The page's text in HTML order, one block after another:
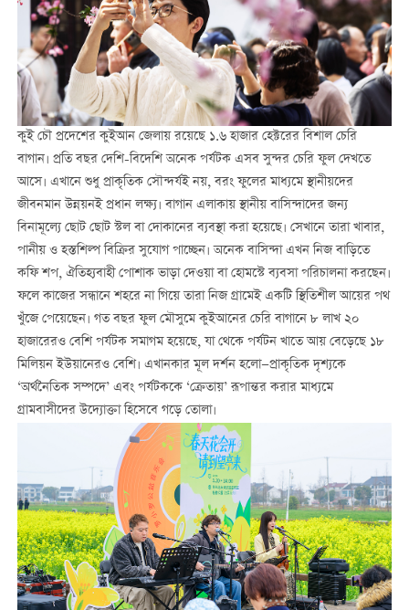
কুই চৌ প্রদেশের কুইআন জেলায় রয়েছে ১.৬ হাজার হেক্টরের বিশাল চেরি
বাগান। প্রতি বছর দেশি-বিদেশি অনেক পর্যটক এসব সুন্দর চেরি ফুল দেখতে
আসে। এখানে শুধু প্রাকৃতিক সৌন্দর্যই নয়, বরং ফুলের মাধ্যমে স্থানীয়দের
জীবনমান উন্নয়নই প্রধান লক্ষ্য। বাগান এলাকায় স্থানীয় বাসিন্দাদের জন্য
বিনামূল্যে ছোট ছোট স্টল বা দোকানের ব্যবস্থা করা হয়েছে। সেখানে তারা খাবার,
পানীয় ও হস্তশিল্প বিক্রির সুযোগ পাচ্ছেন। অনেক বাসিন্দা এখন নিজ বাড়িতে
কফি শপ, ঐতিহ্যবাহী পোশাক ভাড়া দেওয়া বা হোমস্টে ব্যবসা পরিচালনা করছেন।
ফলে কাজের সন্ধানে শহরে না গিয়ে তারা নিজ গ্রামেই একটি স্থিতিশীল আয়ের পথ
খুঁজে পেয়েছেন। গত বছর ফুল মৌসুমে কুইআনের চেরি বাগানে ৮ লাখ ২০
হাজারেরও বেশি পর্যটক সমাগম হয়েছে, যা থেকে পর্যটন খাতে আয় বেড়েছে ১৮
মিলিয়ন ইউয়ানেরও বেশি। এখানকার মূল দর্শন হলো—প্রাকৃতিক দৃশ্যকে
‘অর্থনৈতিক সম্পদে’ এবং পর্যটককে ‘ক্রেতায়’ রূপান্তর করার মাধ্যমে
গ্রামবাসীদের উদ্যোক্তা হিসেবে গড়ে তোলা।